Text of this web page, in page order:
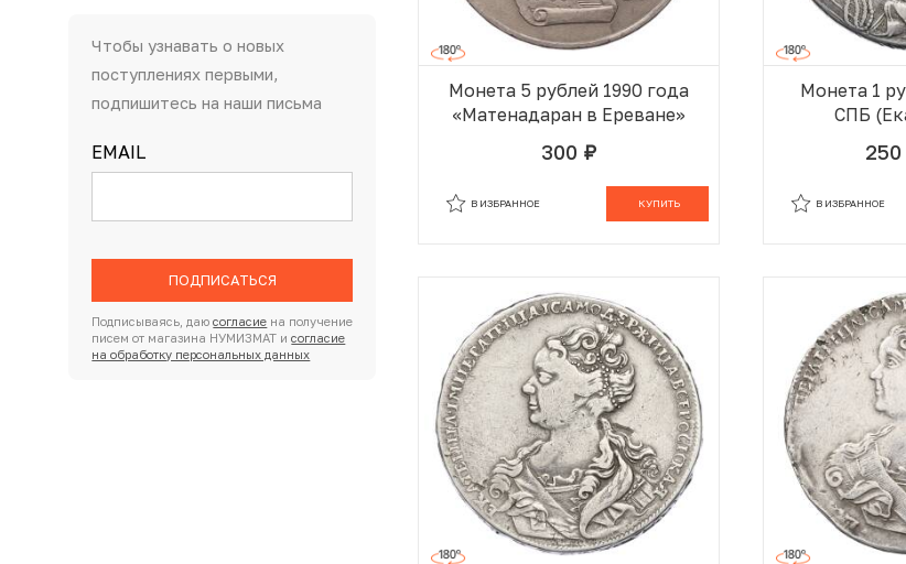
Чтобы узнавать о новых
поступлениях первыми,
подпишитесь на наши письма
EMAIL
ПОДПИСАТЬСЯ
Подписываясь, даюсогласие на получение
писем от магазина НУМИЗМАТ исогласие
на обработку персональных данных
Монета 5 рублей 1990 года
«Матенадаран в Ереване»
300 руб.
КУПИТЬ
В ИЗБРАННОЕ
Монета 1
СПБ
В ИЗБРАННОЕ